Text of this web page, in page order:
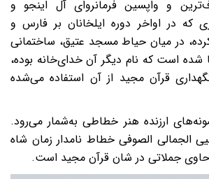
و واپسین فرمانروای آل اینجو و
که در اواخر دوره‌ ایلخانان بر فارس و
در میان حیاط مسجد عتیق، ساختمانی
شده است که نام دیگر آن خدای‌خانه بوده،
قرآن مجید از آن استفاده می‌شده
ارزنده هنر خطاطی به‌شمار می‌رود.
الجمالی الصوفی خطاط نامدار زمان شاه
جملاتی در شان قرآن مجید است.